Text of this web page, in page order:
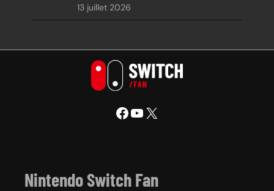
13 juillet 2026
Facebook YouTube X
Nintendo Switch Fan